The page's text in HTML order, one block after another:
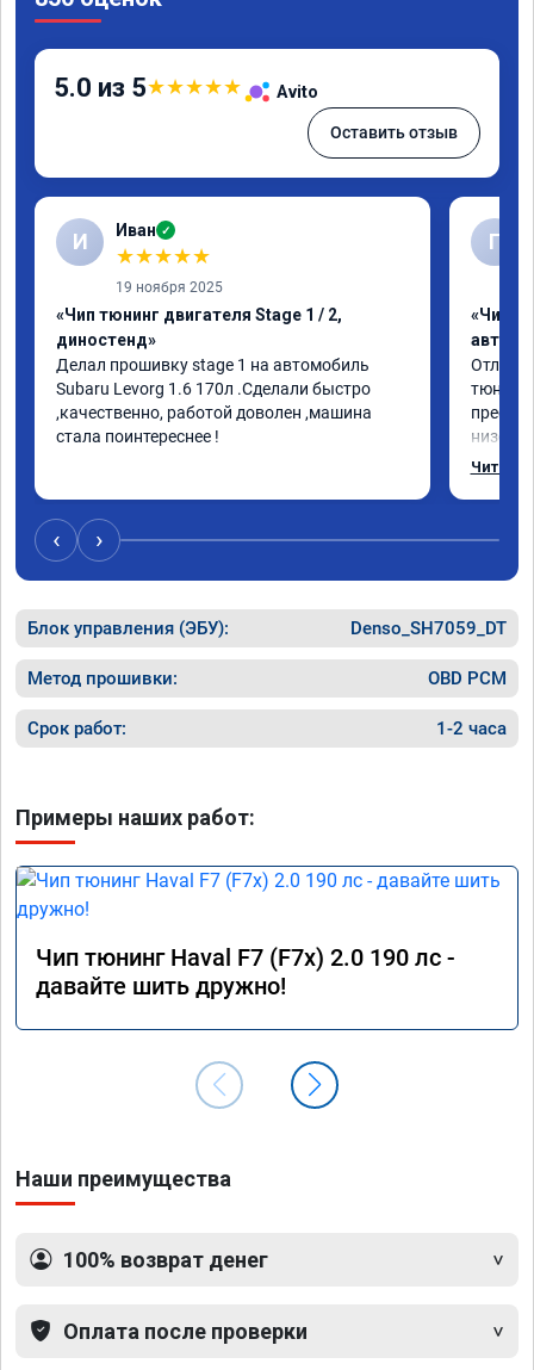
5.0 из 5★★★★★ Avito
Оставить отзыв
И Иван ✓
★★★★★
19 ноября 2025
«Чип тюнинг двигателя Stage 1 / 2,
диностенд»
Делал прошивку stage 1 на автомобиль
Subaru Levorg 1.6 170л .Сделали быстро
,качественно, работой доволен ,машина
стала поинтереснее !
Г
«Чип
низов,
Расход
Читать
‹ ›
Блок управления (ЭБУ): Denso_SH7059_DT
Метод прошивки: OBD PCM
Срок работ: 1-2 часа
Примеры наших работ:
Чип тюнинг Haval F7 (F7x) 2.0 190 лс -
давайте шить дружно!
Наши преимущества
100% возврат денег
Оплата после проверки